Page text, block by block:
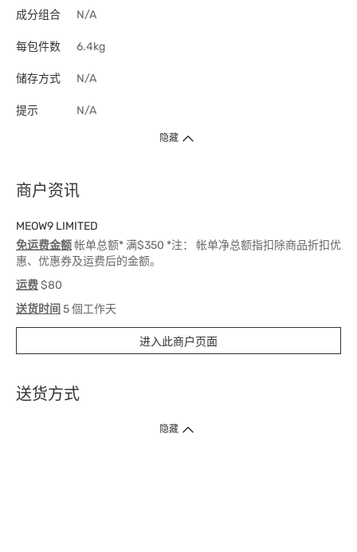
成分组合 N/A
每包件数 6.4kg
储存方式 N/A
提示 N/A
隐藏
商户资讯
MEOW9 LIMITED
免运费金额帐单总额* 满$350 *注： 帐单净总额指扣除商品折扣优
惠、优惠券及运费后的金额。
运费$80
送货时间 5 個工作天
进入此商户页面
送货方式
1. 送货到府（受卫生署条例规管产品除外 ）
隐藏